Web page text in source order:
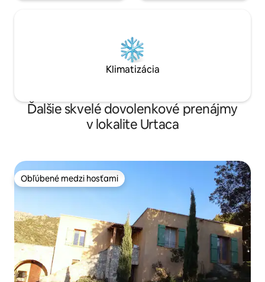
Klimatizácia
Ďalšie skvelé dovolenkové prenájmy
v lokalite Urtaca
Obľúbené medzi hosťami
Obľúbené medzi hosťami